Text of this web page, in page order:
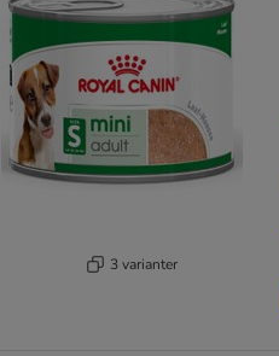
3 varianter